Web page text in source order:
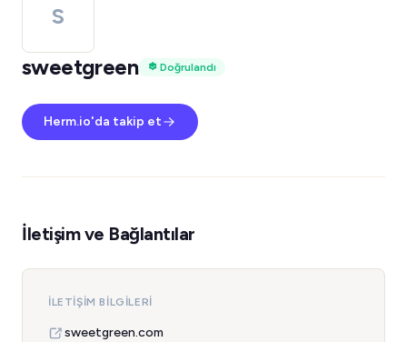
S
sweetgreen
Doğrulandı
Herm.io'da takip et
İletişim ve Bağlantılar
İLETIŞIM BILGILERI
sweetgreen.com